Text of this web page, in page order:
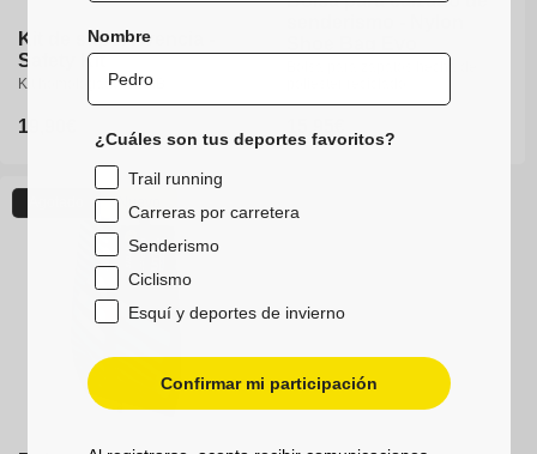
Kit de supervivencia -
Safety Kit
Kit homologado UTMB
Precio
19,90€
Nuevo
Nombre
¿Cuáles son tus deportes favoritos?
Trail running
Carreras por carretera
Senderismo
Ciclismo
Esquí y deportes de invierno
Confirmar mi participación